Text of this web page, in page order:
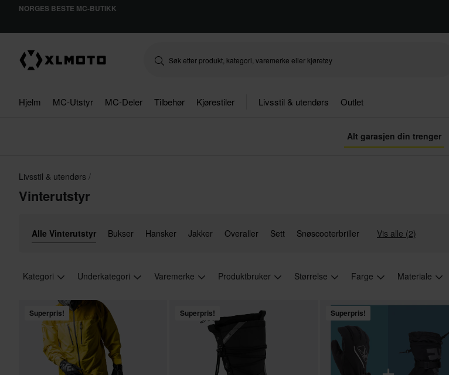
NORGES BESTE MC-BUTIKK
Hjelm MC-Utstyr MC-Deler Tilbehør Kjørestiler Livsstil & utendørs Outlet
Alt garasjen din trenger
Livsstil & utendørs
Vinterutstyr
Alle Vinterutstyr Bukser Hansker Jakker Overaller Sett Snøscooterbriller Vis alle (2)
Kategori Underkategori Varemerke Produktbruker Størrelse Farge Materiale
Superpris! Superpris! Superpris!